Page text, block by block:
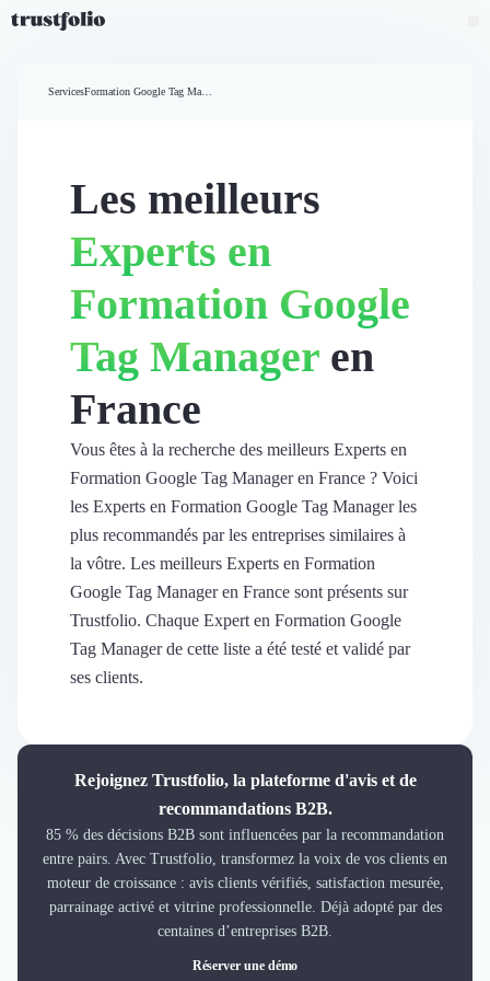
Widgets d'avis
Partage d’avis multicanal
Vidéo de témoignage
Parrainage
Révéler le réseau
Vitrine & média
Suivi du ROI
Voir tous nos avis clients
Demander une démo
Connexion
Cabinet de Recrutement
Marque Employeur
Conseil en Management et Organisation
Gestion paie
Qualité de Vie au Travail (QVT)
Portage Salarial
Responsabilité Sociétale des Entreprises (RSE)
Services Formation Google Tag Manager
Les meilleurs
Experts en
Formation Google
Tag Manager en
France
Vous êtes à la recherche des meilleurs Experts en
Formation Google Tag Manager en France ? Voici
les Experts en Formation Google Tag Manager les
plus recommandés par les entreprises similaires à
la vôtre. Les meilleurs Experts en Formation
Google Tag Manager en France sont présents sur
Trustfolio. Chaque Expert en Formation Google
Tag Manager de cette liste a été testé et validé par
ses clients.
Rejoignez Trustfolio, la plateforme d'avis et de
recommandations B2B.
85 % des décisions B2B sont influencées par la recommandation
entre pairs. Avec Trustfolio, transformez la voix de vos clients en
moteur de croissance : avis clients vérifiés, satisfaction mesurée,
parrainage activé et vitrine professionnelle. Déjà adopté par des
centaines d’entreprises B2B.
Réserver une démo